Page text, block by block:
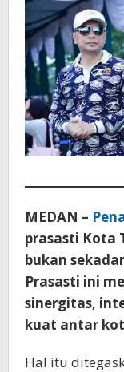
MEDAN –
prasasti Kota
bukan
Prasasti ini
sinergitas,
kuat antar
Hal itu